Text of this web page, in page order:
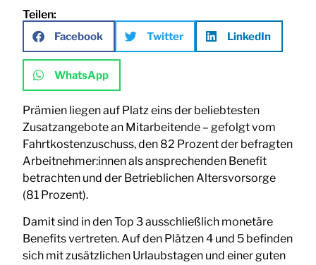
Teilen:
Facebook Twitter LinkedIn
WhatsApp
Prämien liegen auf Platz eins der beliebtesten
Zusatzangebote an Mitarbeitende – gefolgt vom
Fahrtkostenzuschuss, den 82 Prozent der befragten
Arbeitnehmer:innen als ansprechenden Benefit
betrachten und der Betrieblichen Altersvorsorge
(81 Prozent).
Damit sind in den Top 3 ausschließlich monetäre
Benefits vertreten. Auf den Plätzen 4 und 5 befinden
sich mit zusätzlichen Urlaubstagen und einer guten